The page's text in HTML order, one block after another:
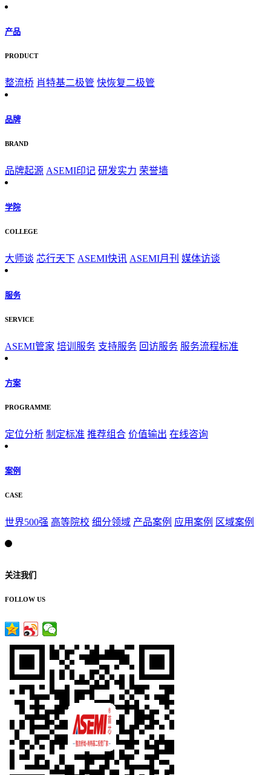
产品
PRODUCT
整流桥 肖特基二极管 快恢复二极管
品牌
BRAND
品牌起源 ASEMI印记 研发实力 荣誉墙
学院
COLLEGE
大师谈 芯行天下 ASEMI快讯 ASEMI月刊 媒体访谈
服务
SERVICE
ASEMI管家 培训服务 支持服务 回访服务 服务流程标准
方案
PROGRAMME
定位分析 制定标准 推荐组合 价值输出 在线咨询
案例
CASE
世界500强 高等院校 细分领域 产品案例 应用案例 区域案例
关注我们
FOLLOW US